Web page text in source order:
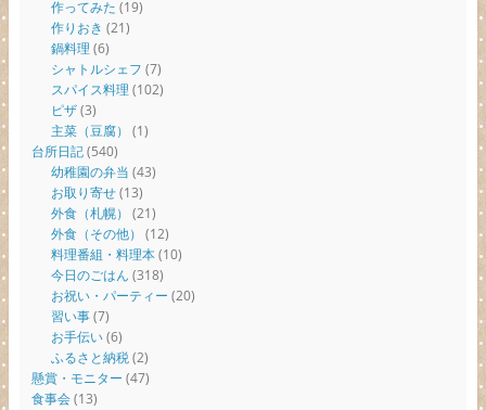
作ってみた (19)
作りおき (21)
鍋料理 (6)
シャトルシェフ (7)
スパイス料理 (102)
ピザ(3)
主菜（豆腐） (1)
台所日記(540)
幼稚園の弁当 (43)
お取り寄せ(13)
外食（札幌） (21)
外食（その他） (12)
料理番組・料理本(10)
今日のごはん (318)
お祝い・パーティー (20)
習い事(7)
お手伝い(6)
ふるさと納税(2)
懸賞・モニター (47)
食事会(13)